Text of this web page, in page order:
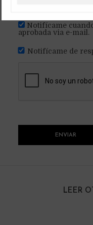
en este navegador
Notifícame
aprobada via e-mail.
Notifícame de
LEER